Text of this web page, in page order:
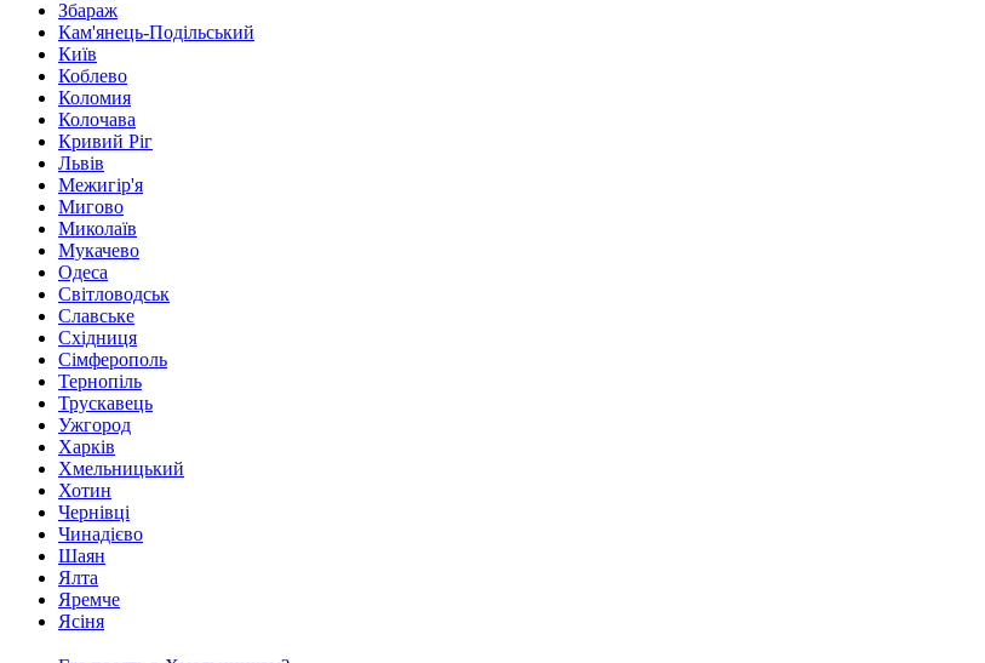
Збараж
Кам'янець-Подільський
Київ
Коблево
Коломия
Колочава
Кривий Ріг
Львів
Межигір'я
Мигово
Миколаїв
Мукачево
Одеса
Світловодськ
Славське
Східниця
Сімферополь
Тернопіль
Трускавець
Ужгород
Харків
Хмельницький
Хотин
Чернівці
Чинадієво
Шаян
Ялта
Яремче
Ясіня